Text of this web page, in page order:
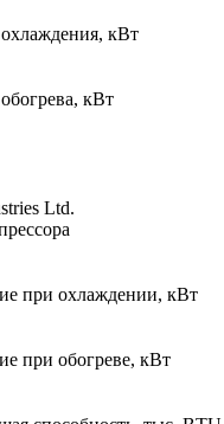
кВт
кВт
Ltd.
при охлаждении, кВт
при обогреве, кВт